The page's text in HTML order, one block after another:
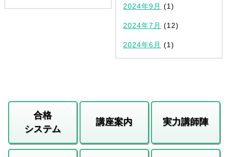
2024年9月 (1)
2024年7月 (12)
2024年6月 (1)
合格
システム
講座案内 実力講師陣